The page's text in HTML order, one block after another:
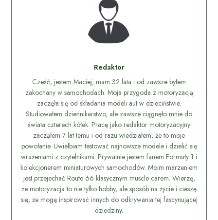
Redaktor
Cześć, jestem Maciej, mam 32 lata i od zawsze byłem
zakochany w samochodach. Moja przygoda z motoryzacją
zaczęła się od składania modeli aut w dzieciństwie.
Studiowałem dziennikarstwo, ale zawsze ciągnęło mnie do
świata czterech kółek. Pracę jako redaktor motoryzacyjny
zacząłem 7 lat temu i od razu wiedziałem, że to moje
powołanie. Uwielbiam testować najnowsze modele i dzielić się
wrażeniami z czytelnikami. Prywatnie jestem fanem Formuły 1 i
kolekcjonerem miniaturowych samochodów. Moim marzeniem
jest przejechać Route 66 klasycznym muscle carem. Wierzę,
że motoryzacja to nie tylko hobby, ale sposób na życie i cieszę
się, że mogę inspirować innych do odkrywania tej fascynującej
dziedziny.